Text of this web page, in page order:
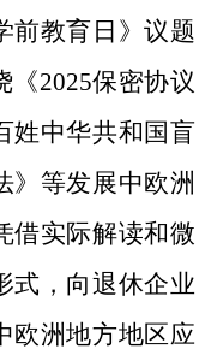
前教育日》议题
2025保密协议
姓中华共和国盲
》等发展中欧洲
借实际解读和微
式，向退休企业
欧洲地方地区应